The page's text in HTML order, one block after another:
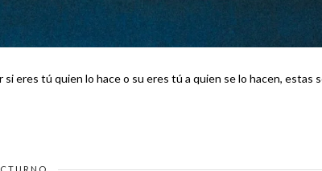
eres tú quien lo hace o su eres tú a quien se lo hacen, estas